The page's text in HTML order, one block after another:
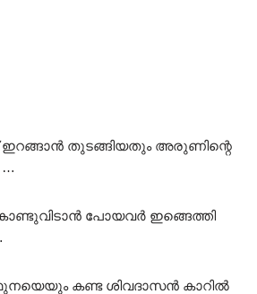
ഇറങ്ങാൻ തുടങ്ങിയതും അരുണിന്റെ
…
പോയവർ ഇങ്ങെത്തി
കണ്ട ശിവദാസൻ കാറിൽ